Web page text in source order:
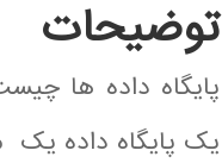
توضیحات
پایگاه داده ها
یک پایگاه داده یک